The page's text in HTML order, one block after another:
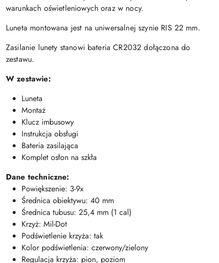
warunkach oświetleniowych oraz w nocy.
Luneta montowana jest na uniwersalnej szynie RIS 22 mm.
Zasilanie lunety stanowi bateria CR2032 dołączona do
zestawu.
W zestawie:
Luneta
Montaż
Klucz imbusowy
Instrukcja obsługi
Bateria zasilająca
Komplet osłon na szkła
Dane techniczne:
Powiększenie: 3-9x
Średnica obiektywu: 40 mm
Średnica tubusu: 25,4 mm (1 cal)
Krzyż: Mil-Dot
Podświetlenie krzyża: tak
Kolor podświetlenia: czerwony/zielony
Regulacja krzyża: pion, poziom